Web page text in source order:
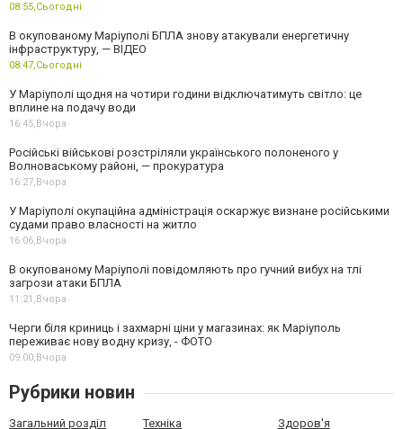
08:55,Сьогодні
В окупованому Маріуполі БПЛА знову атакували енергетичну
інфраструктуру, — ВІДЕО
08:47,Сьогодні
У Маріуполі щодня на чотири години відключатимуть світло: це
вплине на подачу води
16:45,Вчора
Російські військові розстріляли українського полоненого у
Волноваському районі, — прокуратура
16:27,Вчора
У Маріуполі окупаційна адміністрація оскаржує визнане російськими
судами право власності на житло
16:06,Вчора
В окупованому Маріуполі повідомляють про гучний вибух на тлі
загрози атаки БПЛА
11:21,Вчора
Черги біля криниць і захмарні ціни у магазинах: як Маріуполь
переживає нову водну кризу, - ФОТО
09:00,Вчора
Рубрики новин
Загальний розділ Техніка Здоров'я